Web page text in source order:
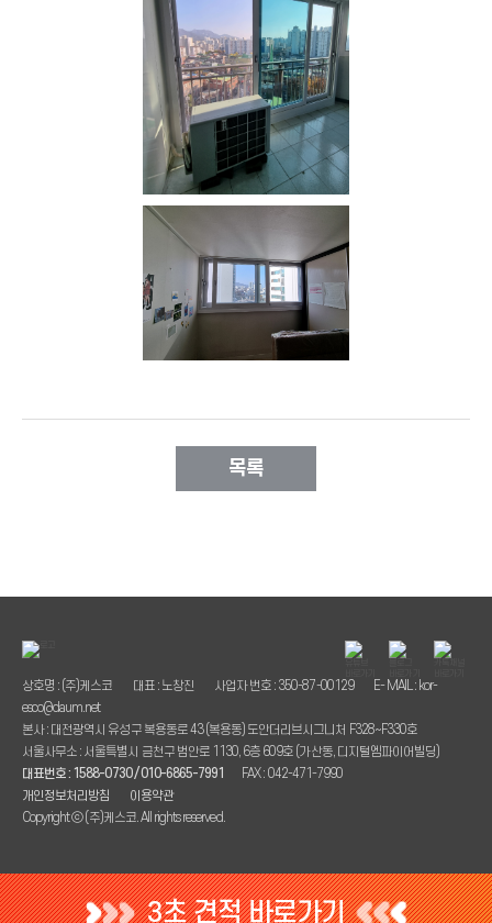
목록
3초 견적 바로가기
상호명 : (주)케스코 대표 : 노창진 사업자 번호 : 350-87-00129
E- MAIL : kor-
esco@daum.net
본사 : 대전광역시 유성구 복용동로 43 (복용동) 도안더리브시그니처 F328~F330호
서울사무소 : 서울특별시 금천구 범안로 1130, 6층 609호 (가산동, 디지털엠파이어빌딩)
대표번호 : 1588-0730 / 010-6865-7991
FAX : 042-471-7990
개인정보처리방침
이용약관
Copyright ⓒ (주)케스코. All rights reserved.